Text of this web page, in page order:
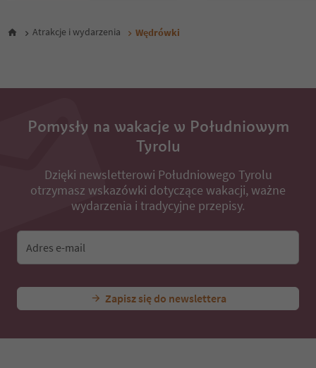
29
33
43
45
47
Atrakcje i wydarzenia Wędrówki
Pomysły na wakacje w Południowym
Tyrolu
Dzięki newsletterowi Południowego Tyrolu
otrzymasz wskazówki dotyczące wakacji, ważne
wydarzenia i tradycyjne przepisy.
Adres e-mail
Zapisz się do newslettera